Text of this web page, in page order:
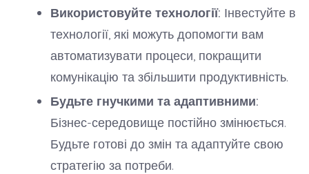
Використовуйте технології: Інвестуйте в
технології, які можуть допомогти вам
автоматизувати процеси, покращити
комунікацію та збільшити продуктивність.
Будьте гнучкими та адаптивними:
Бізнес-середовище постійно змінюється.
Будьте готові до змін та адаптуйте свою
стратегію за потреби.